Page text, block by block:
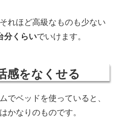
れほど高級なものも少ない
分くらいでいけます。
感をなくせる
でベッドを使っていると、
かなりのものです。